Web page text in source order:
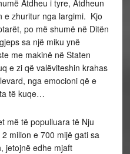
Atdheu i tyre, Atdheun
e zhuritur nga largimi. Kjo
po më shumë në Ditën
sa një miku ynë
me makinë në Staten
e zi që valëviteshin krahas
nga emocioni që e
të kuqe…
më të populluara të Nju
milion e 700 mijë gati sa
jetojnë edhe mjaft